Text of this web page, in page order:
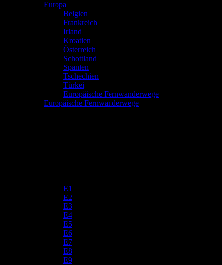
Europa
Belgien
Frankreich
Irland
Kroatien
Österreich
Schottland
Spanien
Tschechien
Türkei
Europäische Fernwanderwege
Europäische Fernwanderwege
E1
E2
E3
E4
E5
E6
E7
E8
E9